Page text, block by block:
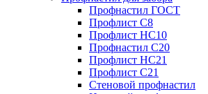
Профнастил ГОСТ
Профлист С8
Профлист НС10
Профнастил С20
Профлист НС21
Профлист С21
Стеновой профнастил